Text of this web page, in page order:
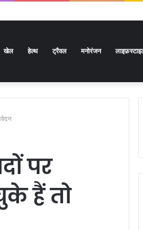
खेल हेल्थ ट्रैवल मनोरंजन
पर
हैं तो